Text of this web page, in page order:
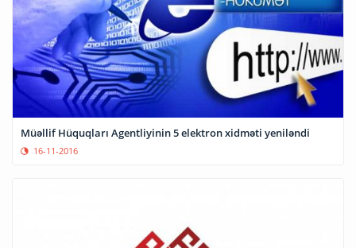
Müəllif Hüquqları Agentliyinin 5 elektron xidməti yeniləndi
16-11-2016